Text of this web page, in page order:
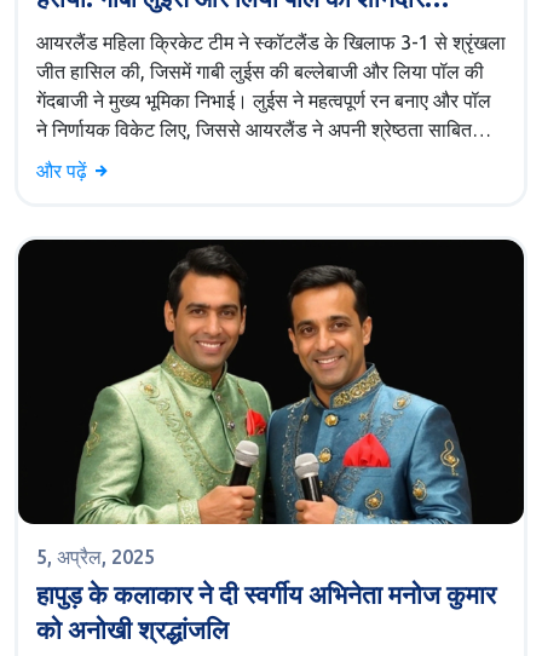
प्रतिपादन
आयरलैंड महिला क्रिकेट टीम ने स्कॉटलैंड के खिलाफ 3-1 से श्रृंखला
जीत हासिल की, जिसमें गाबी लुईस की बल्लेबाजी और लिया पॉल की
गेंदबाजी ने मुख्य भूमिका निभाई। लुईस ने महत्वपूर्ण रन बनाए और पॉल
ने निर्णायक विकेट लिए, जिससे आयरलैंड ने अपनी श्रेष्ठता साबित
की।
और पढ़ें
5, अप्रैल, 2025
हापुड़ के कलाकार ने दी स्वर्गीय अभिनेता मनोज कुमार
को अनोखी श्रद्धांजलि